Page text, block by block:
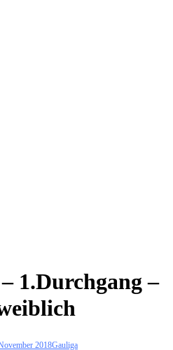
1.Durchgang –
2018Gauliga